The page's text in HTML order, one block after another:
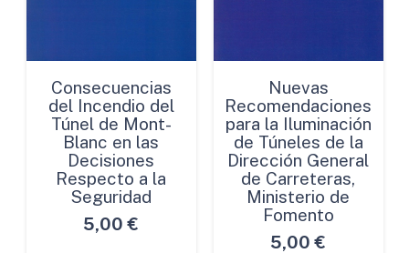
Consecuencias
del Incendio del
Túnel de Mont-
Blanc en las
Decisiones
Respecto a la
Seguridad
5,00 €
Nuevas
Recomendaciones
para la Iluminación
de Túneles de la
Dirección General
de Carreteras,
Ministerio de
Fomento
5,00 €